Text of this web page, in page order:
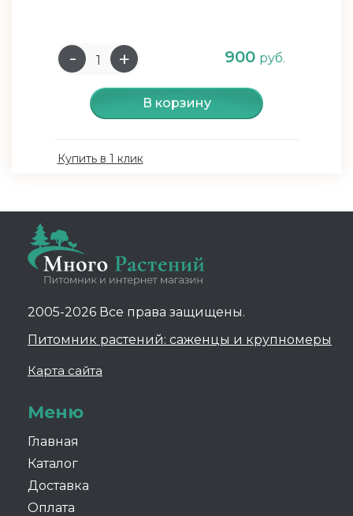
900 руб.
В корзину
Купить в 1 клик
2005-2026 Все права защищены.
Питомник растений: саженцы и крупномеры
Карта сайта
Меню
Главная
Каталог
Доставка
Оплата